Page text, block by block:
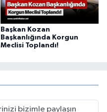
Başkan Kozan
Başkanlığında Korgun
Meclisi Toplandı!